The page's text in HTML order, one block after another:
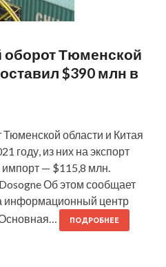
Тюменской
$390 млн в
области и Китая
году, из них на экспорт
— $115,8 млн.
Об этом сообщает
информационный центр
ПОДРОБНЕЕ